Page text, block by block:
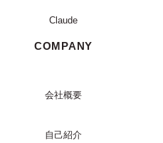
Claude
COMPANY
会社概要
自己紹介